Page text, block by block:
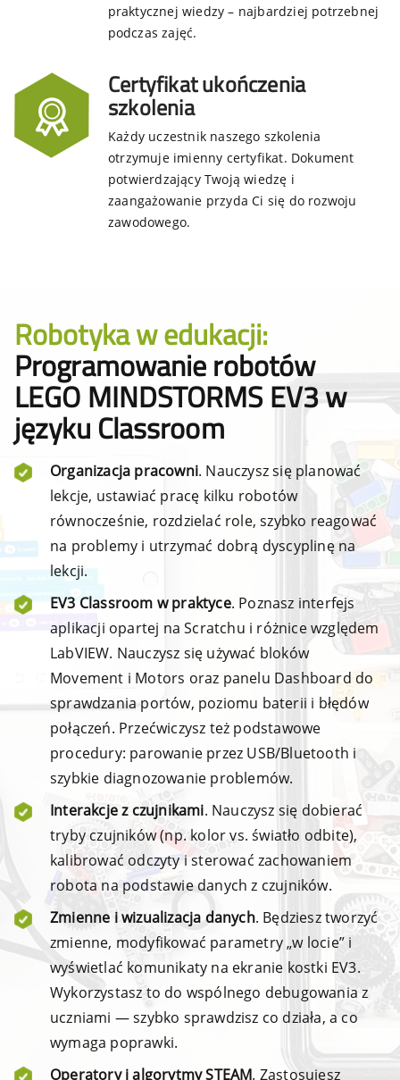
praktycznej wiedzy – najbardziej potrzebnej
podczas zajęć.
Certyfikat ukończenia
szkolenia
Każdy uczestnik naszego szkolenia
otrzymuje imienny certyfikat. Dokument
potwierdzający Twoją wiedzę i
zaangażowanie przyda Ci się do rozwoju
zawodowego.
Robotyka w edukacji:
Programowanie robotów
LEGO MINDSTORMS EV3 w
języku Classroom
Organizacja pracowni. Nauczysz się planować
lekcje, ustawiać pracę kilku robotów
równocześnie, rozdzielać role, szybko reagować
na problemy i utrzymać dobrą dyscyplinę na
lekcji.
EV3 Classroom w praktyce. Poznasz interfejs
aplikacji opartej na Scratchu i różnice względem
LabVIEW. Nauczysz się używać bloków
Movement i Motors oraz panelu Dashboard do
sprawdzania portów, poziomu baterii i błędów
połączeń. Przećwiczysz też podstawowe
procedury: parowanie przez USB/Bluetooth i
szybkie diagnozowanie problemów.
Interakcje z czujnikami. Nauczysz się dobierać
tryby czujników (np. kolor vs. światło odbite),
kalibrować odczyty i sterować zachowaniem
robota na podstawie danych z czujników.
Zmienne i wizualizacja danych. Będziesz tworzyć
zmienne, modyfikować parametry „w locie” i
wyświetlać komunikaty na ekranie kostki EV3.
Wykorzystasz to do wspólnego debugowania z
uczniami — szybko sprawdzisz co działa, a co
wymaga poprawki.
Operatory i algorytmy STEAM. Zastosujesz